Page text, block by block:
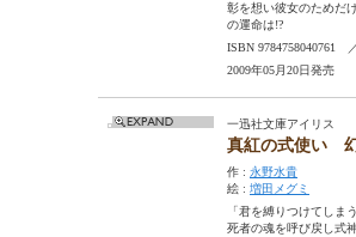
彰を想い彼女のためだ
の運命は!?
ISBN 9784758040761
2009年05月20日発売
一迅社文庫アイリス
真紅の式使い
作 : 永野水貴
絵 : 増田メグミ
「君を縛りつけてしま
死者の魂を呼び戻し式